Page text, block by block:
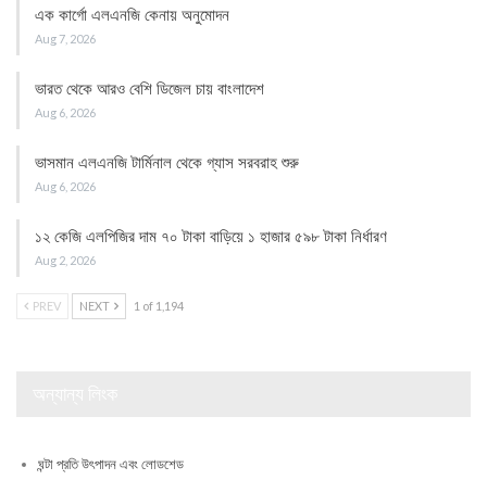
এক কার্গো এলএনজি কেনায় অনুমোদন
Aug 7, 2026
ভারত থেকে আরও বেশি ডিজেল চায় বাংলাদেশ
Aug 6, 2026
ভাসমান এলএনজি টার্মিনাল থেকে গ্যাস সরবরাহ শুরু
Aug 6, 2026
১২ কেজি এলপিজির দাম ৭০ টাকা বাড়িয়ে ১ হাজার ৫৯৮ টাকা নির্ধারণ
Aug 2, 2026
PREV NEXT 1 of 1,194
ঘন্টা প্রতি উৎপাদন এবং লোডশেড